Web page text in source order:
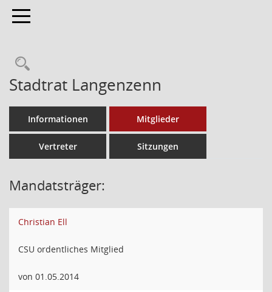
Toggle navigation
Stadtrat Langenzenn
Informationen Mitglieder
Vertreter Sitzungen
Mandatsträger:
Christian Ell
CSU ordentliches Mitglied
von 01.05.2014